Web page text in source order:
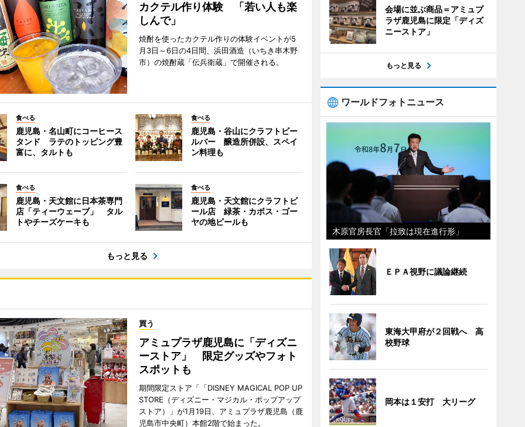
カクテル作り体験 「若い人も楽
しんで」
焼酎を使ったカクテル作りの体験イベントが5
月3日～6日の4日間、浜田酒造（いちき串木野
市）の焼酎蔵「伝兵衛蔵」で開催される。
食べる
鹿児島・名山町にコーヒース
タンド ラテのトッピング豊
富に、タルトも
食べる
鹿児島・谷山にクラフトビー
ルバー 醸造所併設、スペイ
ン料理も
食べる
鹿児島・天文館に日本茶専門
店「ティーウェーブ」 タル
トやチーズケーキも
食べる
鹿児島・天文館にクラフトビ
ール店 緑茶・カボス・ゴー
ヤの地ビールも
もっと見る
買う
アミュプラザ鹿児島に「ディズニ
ーストア」 限定グッズやフォト
スポットも
期間限定ストア「「DISNEY MAGICAL POP UP
STORE（ディズニー・マジカル・ポップアップ
ストア）」が1月19日、アミュプラザ鹿児島（鹿
児島市中央町）本館2階で始まった。
会場に並ぶ商品＝アミュプ
ラザ鹿児島に限定「ディズ
ニーストア」
もっと見る
ワールドフォトニュース
木原官房長官「拉致は現在進行形」
ＥＰＡ視野に議論継続
東海大甲府が２回戦へ 高
校野球
岡本は１安打 大リーグ